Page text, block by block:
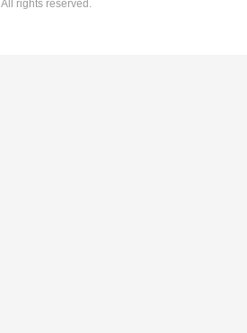
All rights reserved.